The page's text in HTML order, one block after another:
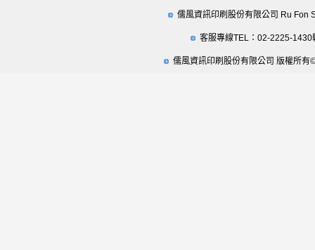
儒風資訊印刷股份有限公司 Ru Fon
客服專線TEL：02-2225-1430
儒風資訊印刷股份有限公司 版權所